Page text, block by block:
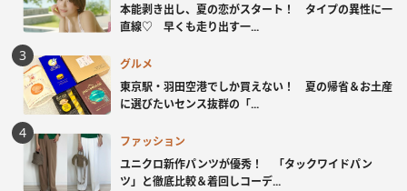
本能剥き出し、夏の恋がスタート！ タイプの異性に一
直線♡ 早くも走り出す一...
グルメ
東京駅・羽田空港でしか買えない！ 夏の帰省＆お土産
に選びたいセンス抜群の「...
ファッション
ユニクロ新作パンツが優秀！ 「タックワイドパン
ツ」と徹底比較＆着回しコーデ...